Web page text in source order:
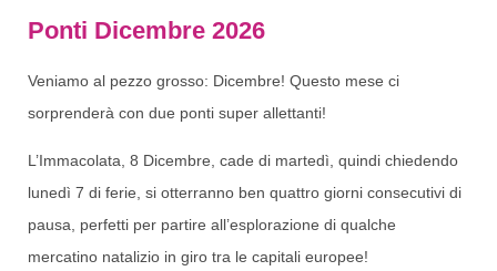
Ponti Dicembre 2026
Veniamo al pezzo grosso: Dicembre! Questo mese ci
sorprenderà con due ponti super allettanti!
L’Immacolata, 8 Dicembre, cade di martedì, quindi chiedendo
lunedì 7 di ferie, si otterranno ben quattro giorni consecutivi di
pausa, perfetti per partire all’esplorazione di qualche
mercatino natalizio in giro tra le capitali europee!